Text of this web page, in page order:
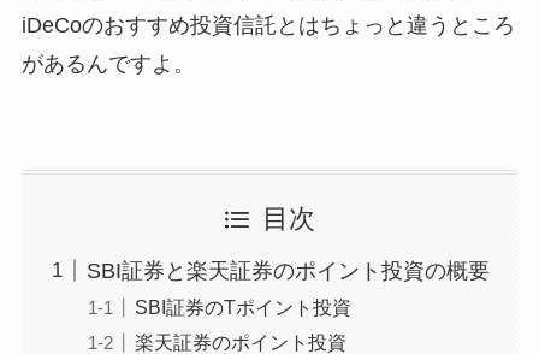
iDeCoのおすすめ投資信託とはちょっと違うところ
があるんですよ。
目次
SBI証券と楽天証券のポイント投資の概要
SBI証券のTポイント投資
楽天証券のポイント投資